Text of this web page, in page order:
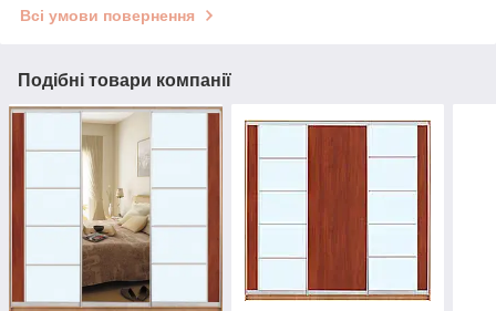
Всі умови повернення
Подібні товари компанії